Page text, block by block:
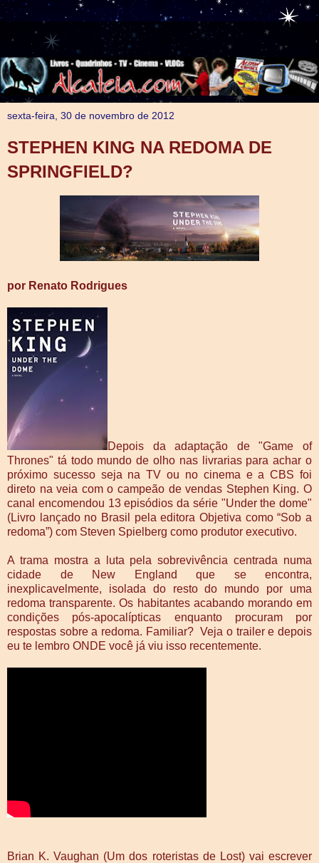
sexta-feira, 30 de novembro de 2012
STEPHEN KING NA REDOMA DE
SPRINGFIELD?
por Renato Rodrigues
Depois da adaptação de "Game of
Thrones" tá todo mundo de olho nas livrarias para achar o
próximo sucesso seja na TV ou no cinema e a CBS foi
direto na veia com o campeão de vendas Stephen King. O
canal encomendou 13 episódios da série "Under the dome"
(Livro lançado no Brasil pela editora Objetiva como “Sob a
redoma”) com Steven Spielberg como produtor executivo.
A trama mostra a luta pela sobrevivência centrada numa
cidade de New England que se encontra,
inexplicavelmente, isolada do resto do mundo por uma
redoma transparente. Os habitantes acabando morando em
condições pós-apocalípticas enquanto procuram por
respostas sobre a redoma. Familiar? Veja o trailer e depois
eu te lembro ONDE você já viu isso recentemente.
Brian K. Vaughan (Um dos roteristas de Lost) vai escrever